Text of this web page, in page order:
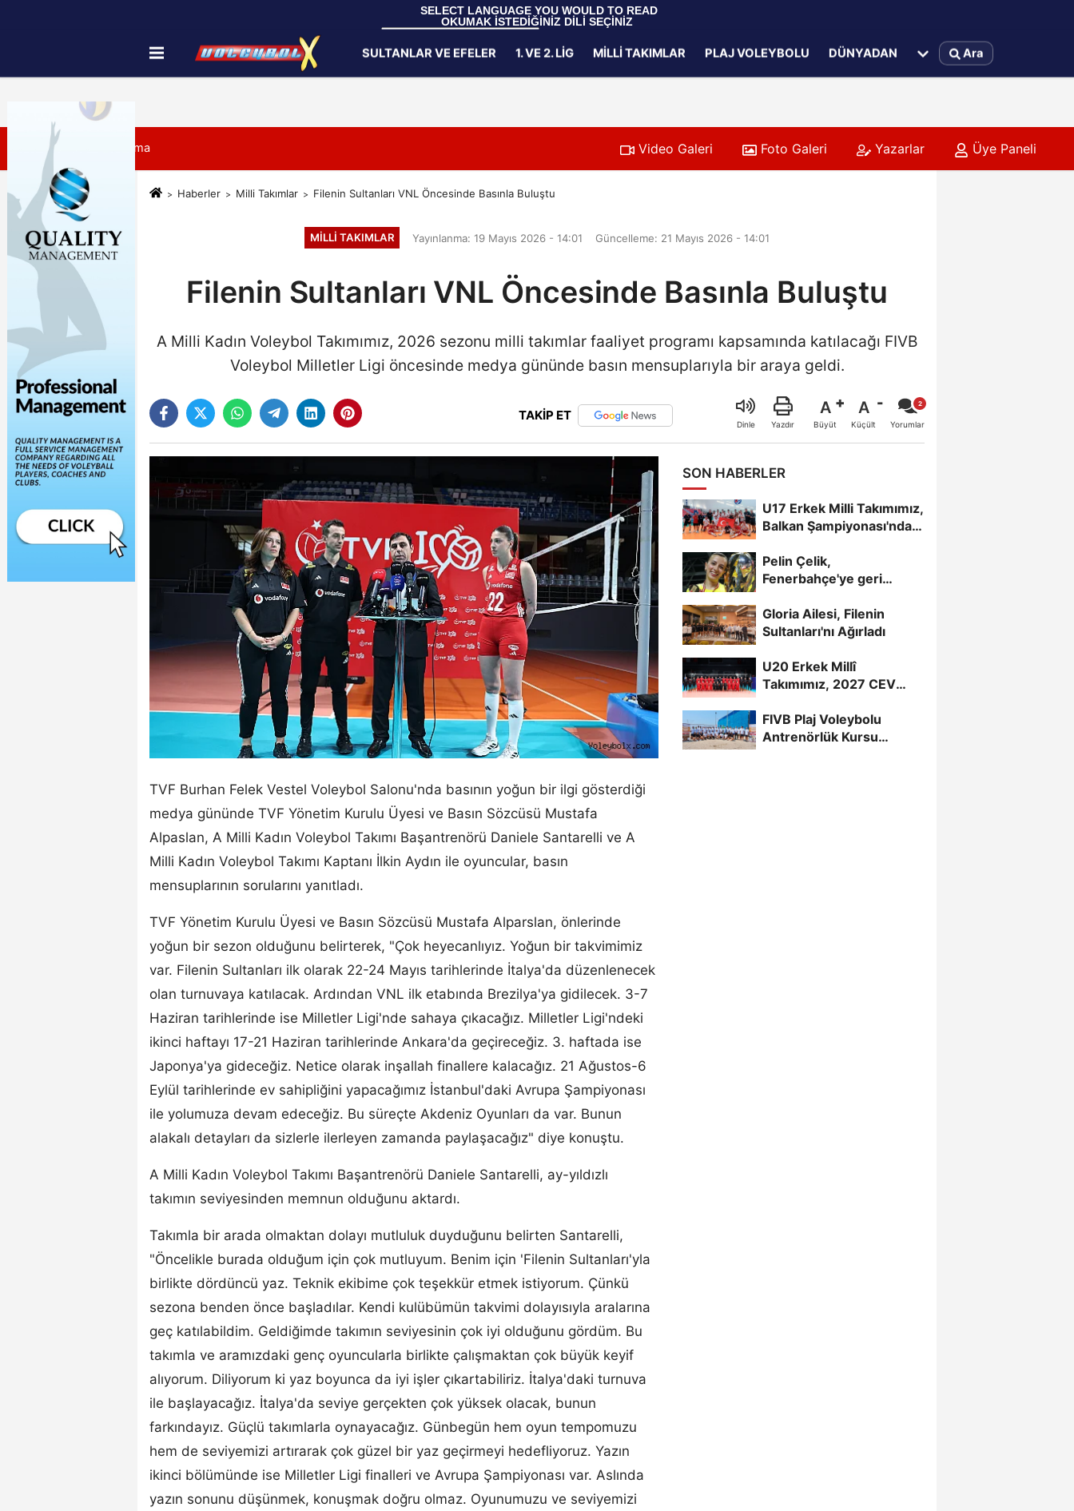
SELECT LANGUAGE YOU WOULD TO READ
OKUMAK İSTEDİĞİNİZ DİLİ SEÇİNİZ
İletişim Çerez Politikası
SULTANLAR VE EFELER 1. VE 2. LIG MILLI TAKIMLAR PLAJ VOLEYBOLU DÜNYADAN Ara
7 Ağustos 2026, Cuma Video Galeri Foto Galeri Yazarlar Üye Paneli
Haberler Milli Takımlar Filenin Sultanları VNL Öncesinde Basınla Buluştu
MILLI TAKIMLAR Yayınlanma: 19 Mayıs 2026 - 14:01 Güncelleme: 21 Mayıs 2026 - 14:01
Filenin Sultanları VNL Öncesinde Basınla Buluştu
A Milli Kadın Voleybol Takımımız, 2026 sezonu milli takımlar faaliyet programı kapsamında katılacağı FIVB
Voleybol Milletler Ligi öncesinde medya gününde basın mensuplarıyla bir araya geldi.
TAKİP ET
Dinle Yazdır
A
Büyüt
A
Küçült Yorumlar
TVF Burhan Felek Vestel Voleybol Salonu'nda basının yoğun bir ilgi gösterdiği
medya gününde TVF Yönetim Kurulu Üyesi ve Basın Sözcüsü Mustafa
Alpaslan, A Milli Kadın Voleybol Takımı Başantrenörü Daniele Santarelli ve A
Milli Kadın Voleybol Takımı Kaptanı İlkin Aydın ile oyuncular, basın
mensuplarının sorularını yanıtladı.
TVF Yönetim Kurulu Üyesi ve Basın Sözcüsü Mustafa Alparslan, önlerinde
yoğun bir sezon olduğunu belirterek, "Çok heyecanlıyız. Yoğun bir takvimimiz
var. Filenin Sultanları ilk olarak 22-24 Mayıs tarihlerinde İtalya'da düzenlenecek
olan turnuvaya katılacak. Ardından VNL ilk etabında Brezilya'ya gidilecek. 3-7
Haziran tarihlerinde ise Milletler Ligi'nde sahaya çıkacağız. Milletler Ligi'ndeki
ikinci haftayı 17-21 Haziran tarihlerinde Ankara'da geçireceğiz. 3. haftada ise
Japonya'ya gideceğiz. Netice olarak inşallah finallere kalacağız. 21 Ağustos-6
Eylül tarihlerinde ev sahipliğini yapacağımız İstanbul'daki Avrupa Şampiyonası
ile yolumuza devam edeceğiz. Bu süreçte Akdeniz Oyunları da var. Bunun
alakalı detayları da sizlerle ilerleyen zamanda paylaşacağız" diye konuştu.
A Milli Kadın Voleybol Takımı Başantrenörü Daniele Santarelli, ay-yıldızlı
takımın seviyesinden memnun olduğunu aktardı.
Takımla bir arada olmaktan dolayı mutluluk duyduğunu belirten Santarelli,
"Öncelikle burada olduğum için çok mutluyum. Benim için 'Filenin Sultanları'yla
birlikte dördüncü yaz. Teknik ekibime çok teşekkür etmek istiyorum. Çünkü
sezona benden önce başladılar. Kendi kulübümün takvimi dolayısıyla aralarına
geç katılabildim. Geldiğimde takımın seviyesinin çok iyi olduğunu gördüm. Bu
takımla ve aramızdaki genç oyuncularla birlikte çalışmaktan çok büyük keyif
alıyorum. Diliyorum ki yaz boyunca da iyi işler çıkartabiliriz. İtalya'daki turnuva
ile başlayacağız. İtalya'da seviye gerçekten çok yüksek olacak, bunun
farkındayız. Güçlü takımlarla oynayacağız. Günbegün hem oyun tempomuzu
hem de seviyemizi artırarak çok güzel bir yaz geçirmeyi hedefliyoruz. Yazın
ikinci bölümünde ise Milletler Ligi finalleri ve Avrupa Şampiyonası var. Aslında
yazın sonunu düşünmek, konuşmak doğru olmaz. Oyunumuzu ve seviyemizi
SON HABERLER
U17 Erkek Milli Takımımız,
Balkan Şampiyonası'nda
Pelin Çelik,
Fenerbahçe'ye geri
Gloria Ailesi, Filenin
Sultanları'nı Ağırladı
U20 Erkek Millî
Takımımız, 2027 CEV
Şampiyonası...
FIVB Plaj Voleybolu
Antrenörlük Kursu